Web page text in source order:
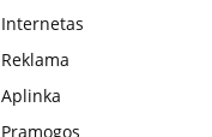
Internetas
Reklama
Aplinka
Pramogos